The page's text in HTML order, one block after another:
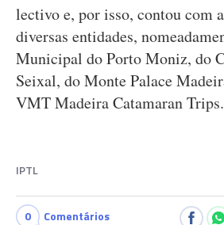
lectivo e, por isso, contou com
diversas entidades,
Municipal do Porto Moniz, do
Seixal, do Monte Palace
VMT Madeira Catamaran Trips.
IPTL
0 Comentários